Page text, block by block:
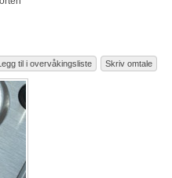
til i overvåkingsliste Skriv omtale